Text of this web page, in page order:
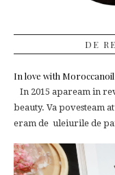
DE
In love with
In 2015 apaream in
beauty. Va povesteam
eram de uleiurile de